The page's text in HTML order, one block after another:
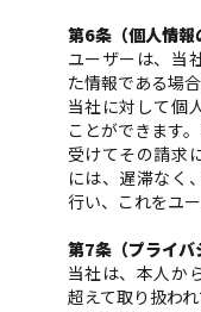
第6条（個人情報
ユーザーは、当
た情報である場
当社に対して個
ことができます
受けてその請求
には、遅滞なく
行い、これをユ
第7条（プライバ
当社は、本人か
超えて取り扱わ